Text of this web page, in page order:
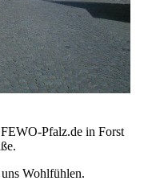
Pfalz.de in Forst
Wohlfühlen.